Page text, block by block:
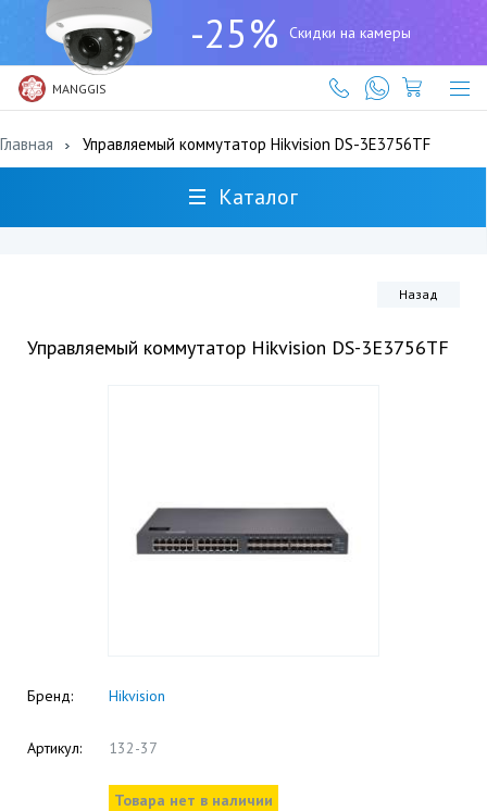
-25% Скидки на камеры
MANGGIS
(727)
317-
61-
61
Главная Управляемый коммутатор Hikvision DS-3E3756TF
Каталог
Назад
Управляемый коммутатор Hikvision DS-3E3756TF
Бренд: Hikvision
Артикул: 132-37
Товара нет в наличии